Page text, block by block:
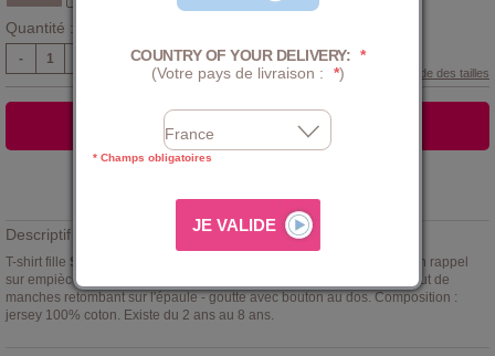
Quantité :
-
Guide des tailles
AJOUTER AU PANIER
Descriptif :
T-shirt fille Sucre d'Orge
, rose tendre motif tutti frutti sur le devant et en rappel
sur empiècements épaules aux bords galons festonnés verts, petit bout de
manches retombant sur l'épaule - goutte avec bouton au dos. Composition :
jersey 100% coton. Existe du 2 ans au 8 ans.
COUNTRY OF YOUR DELIVERY: *
(Votre pays de livraison :
*)
* Champs obligatoires